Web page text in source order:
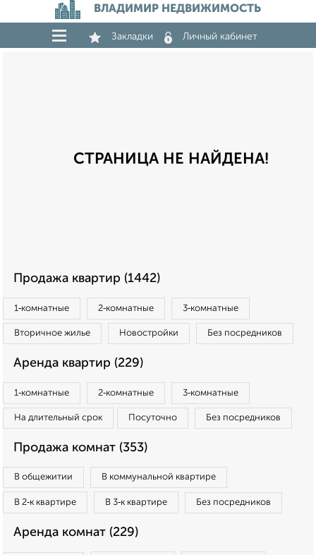
ВЛАДИМИР НЕДВИЖИМОСТЬ
Закладки Личный кабинет
СТРАНИЦА НЕ НАЙДЕНА!
Продажа квартир (1442)
1‑комнатные 2‑комнатные 3‑комнатные
Вторичное жилье Новостройки Без посредников
Аренда квартир (229)
1‑комнатные 2‑комнатные 3‑комнатные
На длительный срок Посуточно Без посредников
Продажа комнат (353)
В общежитии В коммунальной квартире
В 2‑к квартире В 3‑к квартире Без посредников
Аренда комнат (229)